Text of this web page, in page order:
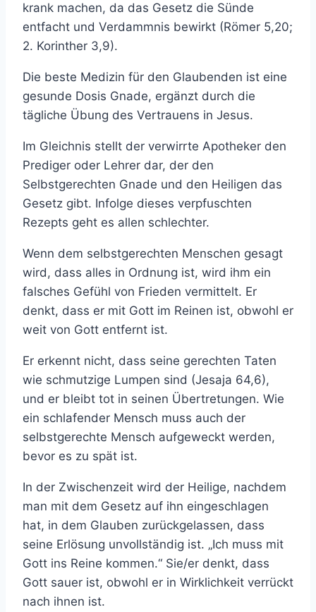
krank machen, da das Gesetz die Sünde
entfacht und Verdammnis bewirkt (Römer 5,20;
2. Korinther 3,9).
Die beste Medizin für den Glaubenden ist eine
gesunde Dosis Gnade, ergänzt durch die
tägliche Übung des Vertrauens in Jesus.
Im Gleichnis stellt der verwirrte Apotheker den
Prediger oder Lehrer dar, der den
Selbstgerechten Gnade und den Heiligen das
Gesetz gibt. Infolge dieses verpfuschten
Rezepts geht es allen schlechter.
Wenn dem selbstgerechten Menschen gesagt
wird, dass alles in Ordnung ist, wird ihm ein
falsches Gefühl von Frieden vermittelt. Er
denkt, dass er mit Gott im Reinen ist, obwohl er
weit von Gott entfernt ist.
Er erkennt nicht, dass seine gerechten Taten
wie schmutzige Lumpen sind (Jesaja 64,6),
und er bleibt tot in seinen Übertretungen. Wie
ein schlafender Mensch muss auch der
selbstgerechte Mensch aufgeweckt werden,
bevor es zu spät ist.
In der Zwischenzeit wird der Heilige, nachdem
man mit dem Gesetz auf ihn eingeschlagen
hat, in dem Glauben zurückgelassen, dass
seine Erlösung unvollständig ist. „Ich muss mit
Gott ins Reine kommen.“ Sie/er denkt, dass
Gott sauer ist, obwohl er in Wirklichkeit verrückt
nach ihnen ist.